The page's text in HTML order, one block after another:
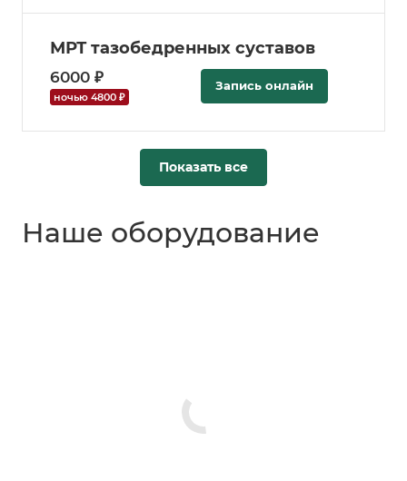
МРТ тазобедренных суставов
6000 ₽
ночью 4800 ₽
Запись онлайн
Показать все
Наше оборудование